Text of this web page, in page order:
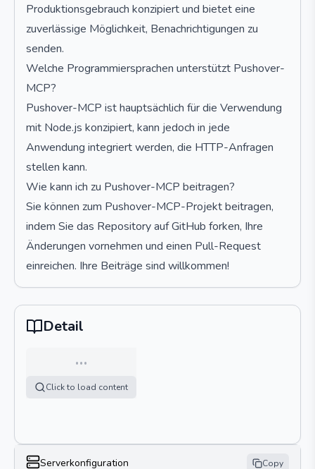
Produktionsgebrauch konzipiert und bietet eine
zuverlässige Möglichkeit, Benachrichtigungen zu
senden.
Welche Programmiersprachen unterstützt Pushover-
MCP?
Pushover-MCP ist hauptsächlich für die Verwendung
mit Node.js konzipiert, kann jedoch in jede
Anwendung integriert werden, die HTTP-Anfragen
stellen kann.
Wie kann ich zu Pushover-MCP beitragen?
Sie können zum Pushover-MCP-Projekt beitragen,
indem Sie das Repository auf GitHub forken, Ihre
Änderungen vornehmen und einen Pull-Request
einreichen. Ihre Beiträge sind willkommen!
Detail
…
Click to load content
Serverkonfiguration Copy